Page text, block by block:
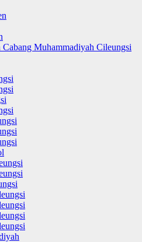
Muhammadiyah Cileungsi